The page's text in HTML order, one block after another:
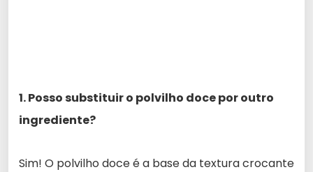
1. Posso substituir o polvilho doce por outro
ingrediente?
Sim! O polvilho doce é a base da textura crocante